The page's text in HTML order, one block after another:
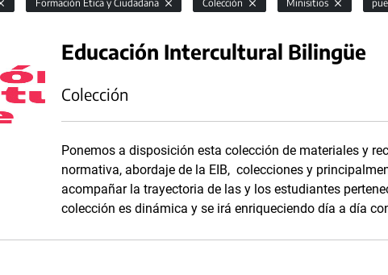
Formación Ética y Ciudadana Colección Minisitios
Educación Intercultural Bilingüe
Colección
Ponemos a disposición esta colección de materiales y
normativa, abordaje de la EIB, colecciones y
acompañar la trayectoria de las y los estudiantes
colección es dinámica y se irá enriqueciendo día a día